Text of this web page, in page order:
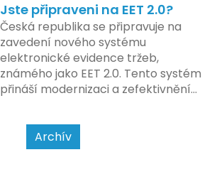
bezhotovostní transakci – nově
se má tato povinnost odvíjet od
povahy podnikatelské činnosti a
způsobu interakce se
zákazníkem.
Jste připraveni na EET 2.0?
Česká republika se připravuje na
zavedení nového systému
elektronické evidence tržeb,
známého jako EET 2.0. Tento systém
přináší modernizaci a zefektivnění
usnadnit život podnikatelům i
kontrolním orgánům. Podívejme se
na hlavní změny, které EET 2.0
Archív